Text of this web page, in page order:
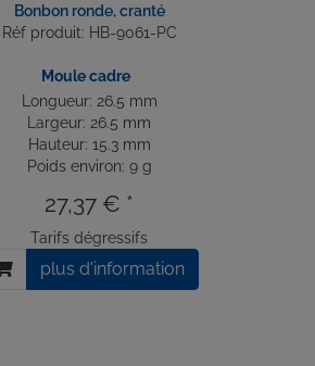
Bonbon ronde, cranté
Réf produit: HB-9061-PC
Moule cadre
Longueur: 26.5 mm
Largeur: 26.5 mm
Hauteur: 15.3 mm
Poids environ: 9 g
27,37 € *
Tarifs dégressifs
plus d'information